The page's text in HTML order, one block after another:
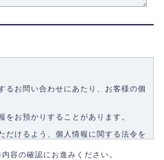
るお問い合わせにあたり、お客様の個
をお預かりすることがあります。
だけるよう、個人情報に関する法令を
容の確認にお進みください。